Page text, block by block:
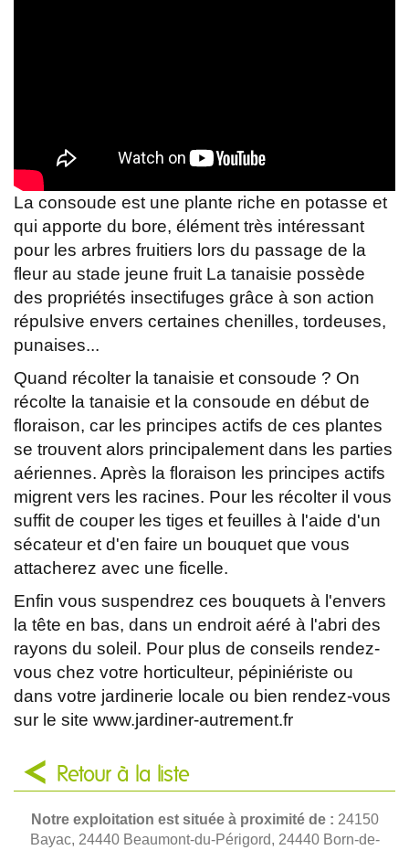
La consoude est une plante riche en potasse et
qui apporte du bore, élément très intéressant
pour les arbres fruitiers lors du passage de la
fleur au stade jeune fruit La tanaisie possède
des propriétés insectifuges grâce à son action
répulsive envers certaines chenilles, tordeuses,
punaises...
Quand récolter la tanaisie et consoude ? On
récolte la tanaisie et la consoude en début de
floraison, car les principes actifs de ces plantes
se trouvent alors principalement dans les parties
aériennes. Après la floraison les principes actifs
migrent vers les racines. Pour les récolter il vous
suffit de couper les tiges et feuilles à l'aide d'un
sécateur et d'en faire un bouquet que vous
attacherez avec une ficelle.
Enfin vous suspendrez ces bouquets à l'envers
la tête en bas, dans un endroit aéré à l'abri des
rayons du soleil. Pour plus de conseils rendez-
vous chez votre horticulteur, pépiniériste ou
dans votre jardinerie locale ou bien rendez-vous
sur le site www.jardiner-autrement.fr
Retour à la liste
Notre exploitation est située à proximité de : 24150
Bayac, 24440 Beaumont-du-Périgord, 24440 Born-de-